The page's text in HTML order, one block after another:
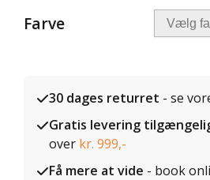
Farve
30 dages returret - se
Gratis levering
over kr. 999,-
Få mere at vide - book